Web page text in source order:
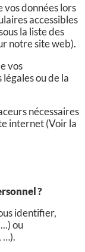
vos données lors
accessibles
la liste des
notre site web).
vos
ou de la
nécessaires
internet (Voir la
?
identifier,
ou
…).